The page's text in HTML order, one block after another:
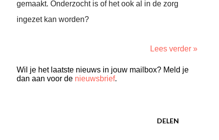
gemaakt. Onderzocht is of het ook al in de zorg
ingezet kan worden?
Lees verder »
Wil je het laatste nieuws in jouw mailbox? Meld je
dan aan voor de nieuwsbrief.
DELEN